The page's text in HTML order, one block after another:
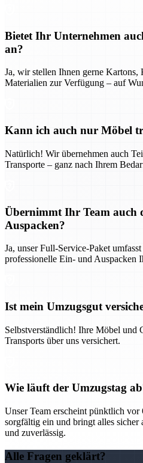
Bietet Ihr Unternehmen
an?
Ja, wir stellen Ihnen gerne Kartons,
Materialien zur Verfügung – auf
Kann ich auch nur Möbel
Natürlich! Wir übernehmen auch
Transporte – ganz nach Ihrem
Übernimmt Ihr Team auch
Auspacken?
Ja, unser Full-Service-Paket
professionelle Ein- und Auspacken
Ist mein Umzugsgut
Selbstverständlich! Ihre Möbel und
Transports über uns versichert.
Wie läuft der Umzugstag
Unser Team erscheint pünktlich vor
sorgfältig ein und bringt alles sicher
und zuverlässig.
Alle Fragen geklärt?